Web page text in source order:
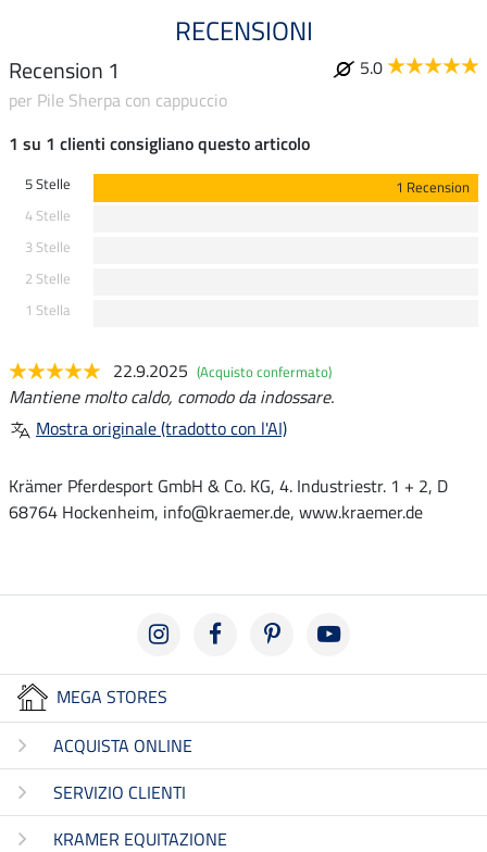
RECENSIONI
Recension 1
5.0
per Pile Sherpa con cappuccio
1 su 1 clienti consigliano questo articolo
5 Stelle
1 Recension
4 Stelle
3 Stelle
2 Stelle
1 Stella
22.9.2025 (Acquisto confermato)
Mantiene molto caldo, comodo da indossare.
Mostra originale (tradotto con l'AI)
Krämer Pferdesport GmbH & Co. KG, 4. Industriestr. 1 + 2, D
68764 Hockenheim, info@kraemer.de, www.kraemer.de
MEGA STORES
ACQUISTA ONLINE
SERVIZIO CLIENTI
KRAMER EQUITAZIONE